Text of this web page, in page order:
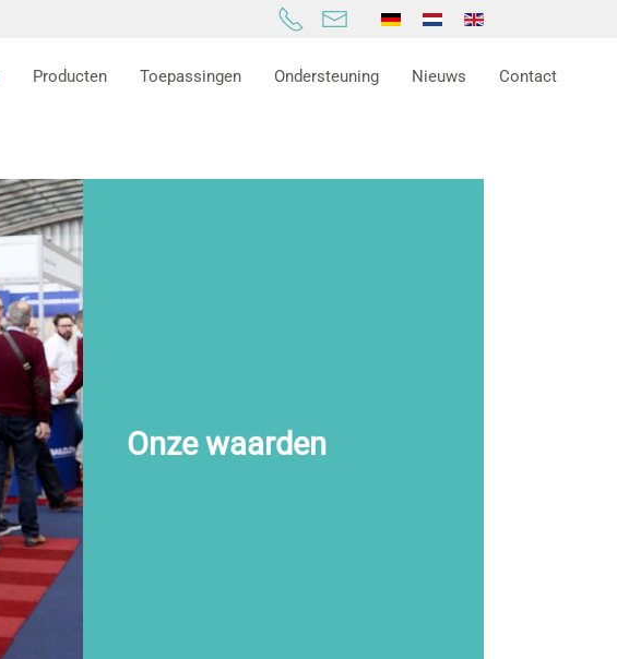
Producten Toepassingen Ondersteuning Nieuws Contact
Onze waarden